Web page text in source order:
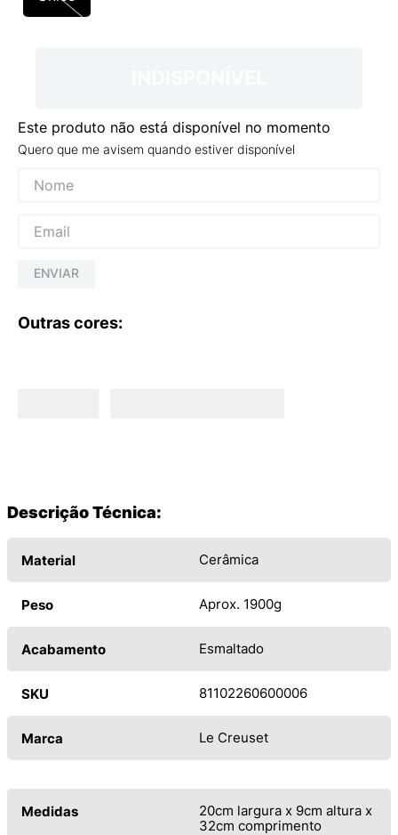
Este produto não está disponível no momento
Quero que me avisem quando estiver disponível
ENVIAR
Outras cores:
Descrição Técnica:
Material Cerâmica
Peso Aprox. 1900g
Acabamento Esmaltado
SKU 81102260600006
Marca Le Creuset
Medidas
20cm largura x 9cm altura x
32cm comprimento
VEJA COUNTRY